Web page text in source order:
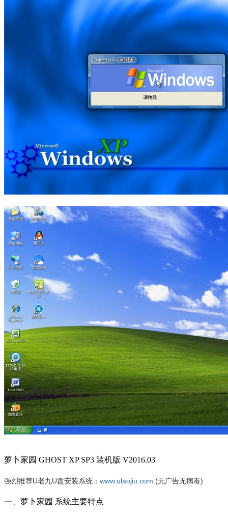
萝卜家园 GHOST XP SP3 装机版 V2016.03
强烈推荐U老九U盘安装系统： www.ulaojiu.com (无广告无病毒)
一、萝卜家园 系统主要特点